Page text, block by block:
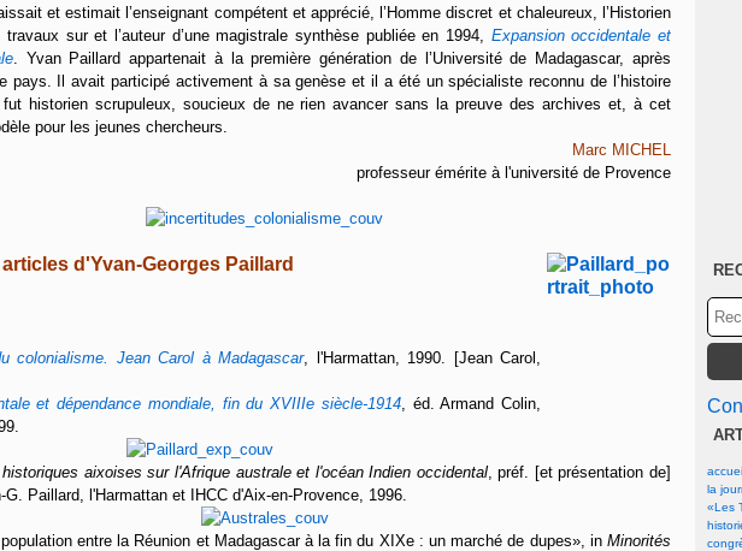
et estimait l’enseignant compétent et apprécié, l’Homme discret et chaleureux, l’Historien
sur et l’auteur d’une magistrale synthèse publiée en 1994, Expansion occidentale et
. Yvan Paillard appartenait à la première génération de l’Université de Madagascar, après
pays. Il avait participé activement à sa genèse et il a été un spécialiste reconnu de l’histoire
historien scrupuleux, soucieux de ne rien avancer sans la preuve des archives et, à cet
pour les jeunes chercheurs.
Marc MICHEL
professeur émérite à l'université de Provence
d'Yvan-Georges Paillard
colonialisme. Jean Carol à Madagascar, l'Harmattan, 1990. [Jean Carol,
et dépendance mondiale, fin du XVIIIe siècle-1914, éd. Armand Colin,
aixoises sur l'Afrique australe et l'océan Indien occidental, préf. [et présentation de]
G. Paillard, l'Harmattan et IHCC d'Aix-en-Provence, 1996.
entre la Réunion et Madagascar à la fin du XIXe : un marché de dupes», in Minorités
la
«Les